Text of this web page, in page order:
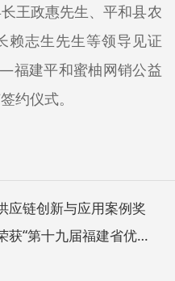
王政惠先生、平和县农
赖志生先生等领导见证
福建平和蜜柚网销公益
约仪式。
应链创新与应用案例奖
九届福建省优秀企业家”称号